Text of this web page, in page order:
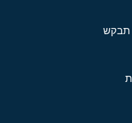
תבקש